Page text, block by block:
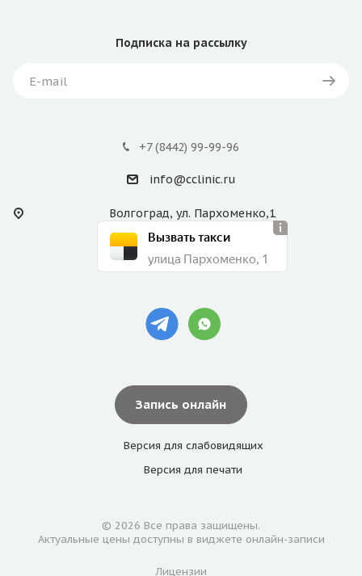
Подписка на рассылку
+7 (8442) 99-99-96
info@cclinic.ru
Волгоград, ул. Пархоменко,1
Вызвать такси
улица Пархоменко, 1
Запись онлайн
Версия для слабовидящих
Версия для печати
© 2026 Все права защищены.
Актуальные цены доступны в виджете онлайн-записи
Лицензии